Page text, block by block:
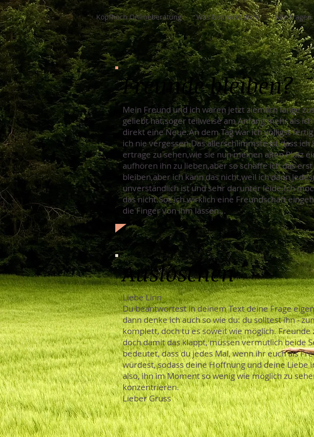
Kopfhoch Onlineberatung Was bedrückt dich? Alle Fragen
Freunde bleiben?
Mein Freund und ich waren jetzt ziemlich lange
geliebt hat,soger teilweise am Anfang mehr als
direkt eine Neue.An dem Tag war ich völligst
ich nie vergessen.Das allerschlimmste ist,dass
ertrage zu sehen,wie sie nun meinen alten Platz
aufhören ihn zu lieben,aber so schaffe ich das
bleiben,aber ich kann das nicht,weil ich dann
unverständlich ist und sehr darunter leide.Ich
das nicht.Soll ich wirklich eine Freundschaft
die Finger von ihm lassen...
Auslöschen
Liebe Linn
Du beantwortest in deinem Text deine Frage
dann denke ich auch so wie du: du solltest ihn -
komplett, doch tu es soweit wie möglich.
doch damit das klappt, müssen vermutlich beide
bedeutet, dass du jedes Mal, wenn ihr euch als
würdest, sodass deine Hoffnung und deine
also, ihn im Moment so wenig wie möglich zu
konzentrieren.
Lieber Gruss